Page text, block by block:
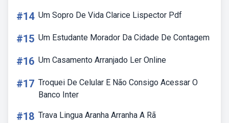
#14 Um Sopro De Vida Clarice Lispector Pdf
#15 Um Estudante Morador Da Cidade De Contagem
#16 Um Casamento Arranjado Ler Online
#17 Troquei De Celular E Não Consigo Acessar O
Banco Inter
#18 Trava Lingua Aranha Arranha A Rã